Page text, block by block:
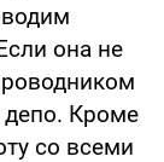
она не
депо. Кроме
со всеми